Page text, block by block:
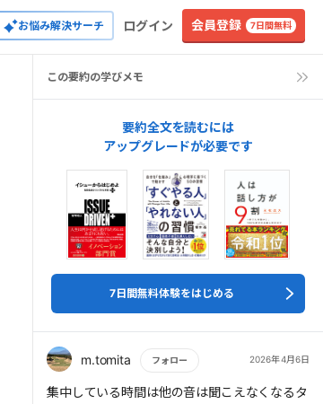
お悩み解決サーチ ログイン 会員登録 7日間無料
この要約の学びメモ
要約全文を読むには
アップグレードが必要です
7日間無料体験をはじめる
m.tomita フォロー 2026年4月6日
もっと読む
集中している時間は他の音は聞こえなくなるタ